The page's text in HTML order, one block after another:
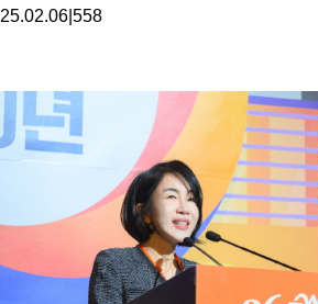
25.02.06 558